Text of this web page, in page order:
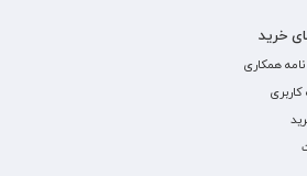
خرید
همکاری